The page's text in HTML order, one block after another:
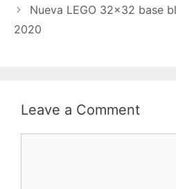
Nueva LEGO 32×32 base
2020
Leave a Comment